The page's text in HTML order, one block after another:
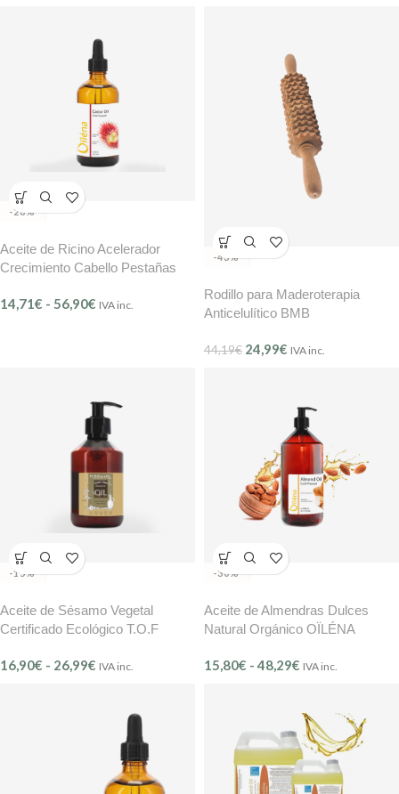
-26%
Aceite de Ricino Acelerador
Crecimiento Cabello Pestañas
14,71€ - 56,90€ IVA inc.
-43%
Rodillo para Maderoterapia
Anticelulítico BMB
44,19€ 24,99€ IVA inc.
-15%
Aceite de Sésamo Vegetal
Certificado Ecológico T.O.F
16,90€ - 26,99€ IVA inc.
-30%
Aceite de Almendras Dulces
Natural Orgánico OÏLÉNA
15,80€ - 48,29€ IVA inc.